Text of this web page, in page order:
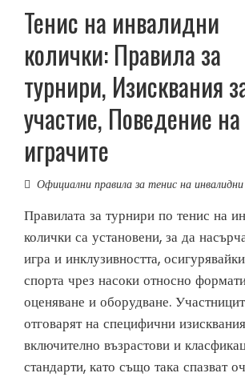
Тенис на инвалидни
колички: Правила за
турнири, Изисквания
участие, Поведение на
играчите
Официални правила за тенис на
Правилата за турнири по тенис на
колички са установени, за да
игра и инклузивността,
спорта чрез насоки относно
оценяване и оборудване.
отговарят на специфични
включително възрастови и
стандарти, като също така спазват